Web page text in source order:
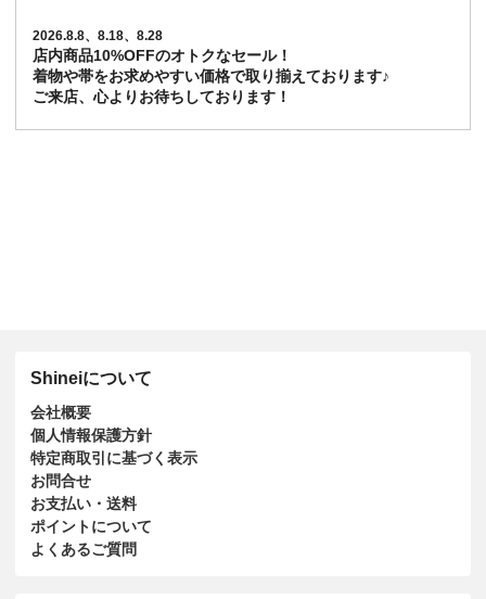
2026.8.8、8.18、8.28
店内商品10%OFFのオトクなセール！
着物や帯をお求めやすい価格で取り揃えております♪
ご来店、心よりお待ちしております！
Shineiについて
会社概要
個人情報保護方針
特定商取引に基づく表示
お問合せ
お支払い・送料
ポイントについて
よくあるご質問